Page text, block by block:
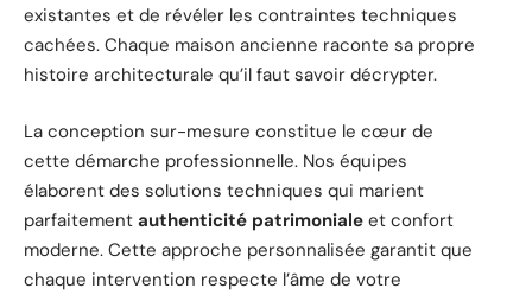
existantes et de révéler les contraintes techniques
cachées. Chaque maison ancienne raconte sa propre
histoire architecturale qu’il faut savoir décrypter.
La conception sur-mesure constitue le cœur de
cette démarche professionnelle. Nos équipes
élaborent des solutions techniques qui marient
parfaitement authenticité patrimoniale et confort
moderne. Cette approche personnalisée garantit que
chaque intervention respecte l’âme de votre